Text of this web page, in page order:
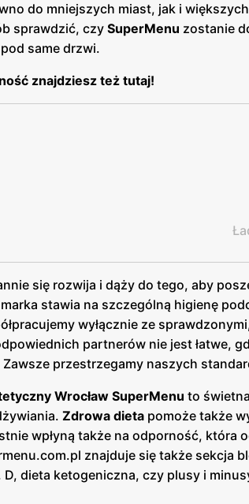
do mniejszych miast, jak i
sprawdzić, czy SuperMenu zostanie
same drzwi.
znajdziesz też tutaj!
się rozwija i dąży do tego, aby
stawia na szczególną higienę
wyłącznie ze
partnerów nie jest łatwe,
przestrzegamy naszych
Wrocław SuperMenu to
Zdrowa dieta pomoże także
wpłyną także na odporność,
znajduje się także sekcja
dieta ketogeniczna, czy plusy i